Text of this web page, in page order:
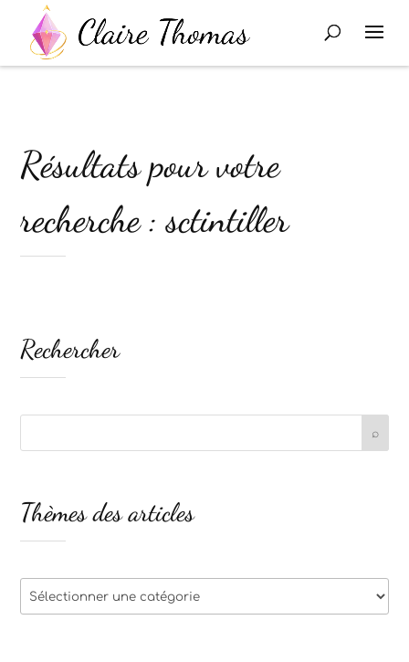
Résultats pour votre
recherche : sctintiller
Rechercher
Thèmes des articles
Thèmes
des